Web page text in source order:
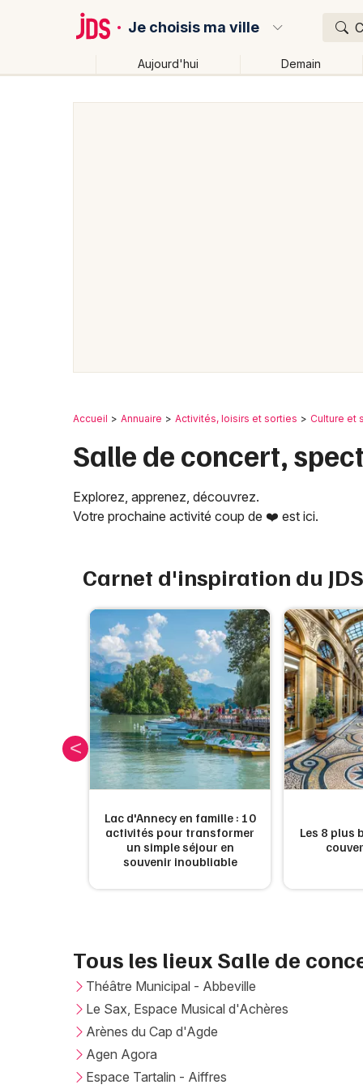
Je choisis ma ville
Aujourd'hui Demain
Accueil Annuaire Activités, loisirs et sorties Culture et
Salle de concert,
Explorez, apprenez, découvrez.
Votre prochaine activité coup de ❤️ est ici.
Carnet d'inspiration du JDS
Lac d'Annecy en famille : 10
activités pour transformer
un simple séjour en
souvenir inoubliable
Les 8 plus
Tous les lieux Salle de
Théâtre Municipal - Abbeville
Le Sax, Espace Musical d'Achères
Arènes du Cap d'Agde
Agen Agora
Espace Tartalin - Aiffres